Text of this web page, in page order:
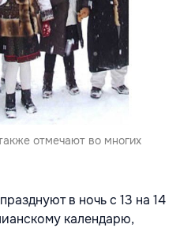
отмечают во многих
в ночь с 13 на 14
календарю,